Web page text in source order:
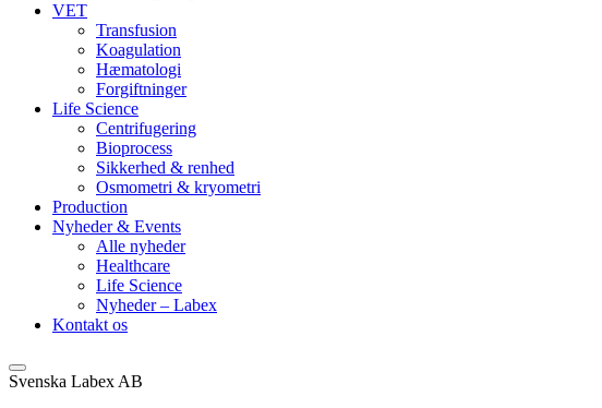
VET
Transfusion
Koagulation
Hæmatologi
Forgiftninger
Life Science
Centrifugering
Bioprocess
Sikkerhed & renhed
Osmometri & kryometri
Production
Nyheder & Events
Alle nyheder
Healthcare
Life Science
Nyheder – Labex
Kontakt os
Svenska Labex AB